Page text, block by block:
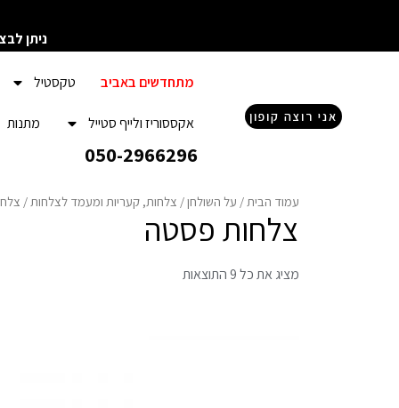
ניתן
אני רוצה קופון
מתחדשים באביב טקסטיל
אקססוריז ולייף סטייל מתנות
050-2966296
עמוד הבית/ על השולחן/ צלחות, קעריות ומעמד לצלחות/
צלחות פסטה
מציג את כל 9 התוצאות